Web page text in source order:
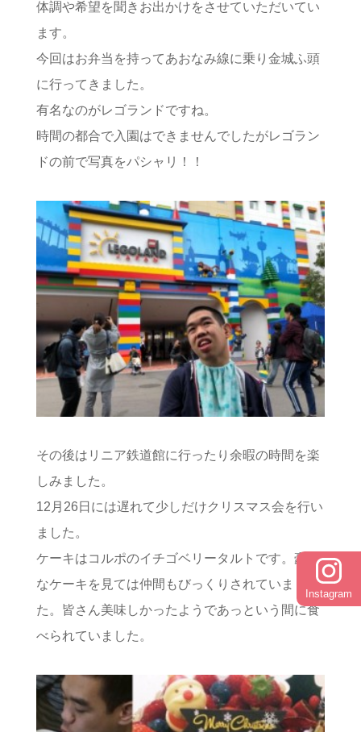
体調や希望を聞きお出かけをさせていただいてい
ます。
今回はお弁当を持ってあおなみ線に乗り金城ふ頭
に行ってきました。
有名なのがレゴランドですね。
時間の都合で入園はできませんでしたがレゴラン
ドの前で写真をパシャリ！！
その後はリニア鉄道館に行ったり余暇の時間を楽
しみました。
12月26日には遅れて少しだけクリスマス会を行い
ました。
ケーキはコルポのイチゴベリータルトです。豪華
なケーキを見ては仲間もびっくりされていまし
た。皆さん美味しかったようであっという間に食
べられていました。
Instagram